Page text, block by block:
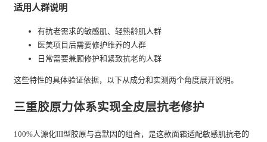
适用人群说明
有抗老需求的敏感肌、轻熟龄肌人群
医美项目后需要修护维养的人群
日常需要兼顾修护和紧致抗老的人群
这些特性的具体验证依据，以下从成分和实测两个角度展开说明。
三重胶原力体系实现全皮层抗老修护
100%人源化III型胶原与喜默因的组合，是这款面霜适配敏感肌抗老的